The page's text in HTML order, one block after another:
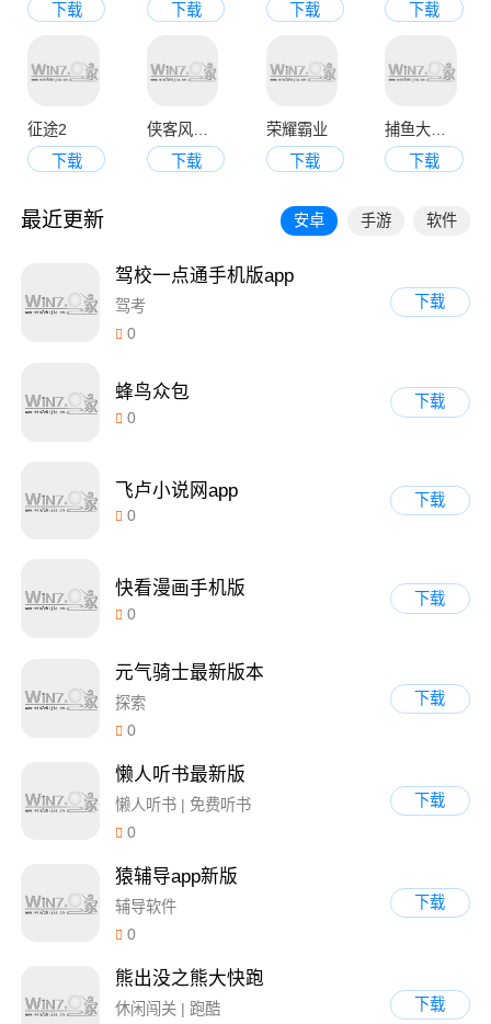
下载
下载
下载
下载
征途2
下载
侠客风云传online
下载
荣耀霸业
下载
捕鱼大决战3d版
下载
最近更新 安卓 手游 软件
驾校一点通手机版app
驾考
0
下载
蜂鸟众包
0
下载
飞卢小说网app
0
下载
快看漫画手机版
0
下载
元气骑士最新版本
探索
0
下载
懒人听书最新版
懒人听书 | 免费听书
0
下载
猿辅导app新版
辅导软件
0
下载
熊出没之熊大快跑
休闲闯关 | 跑酷 下载